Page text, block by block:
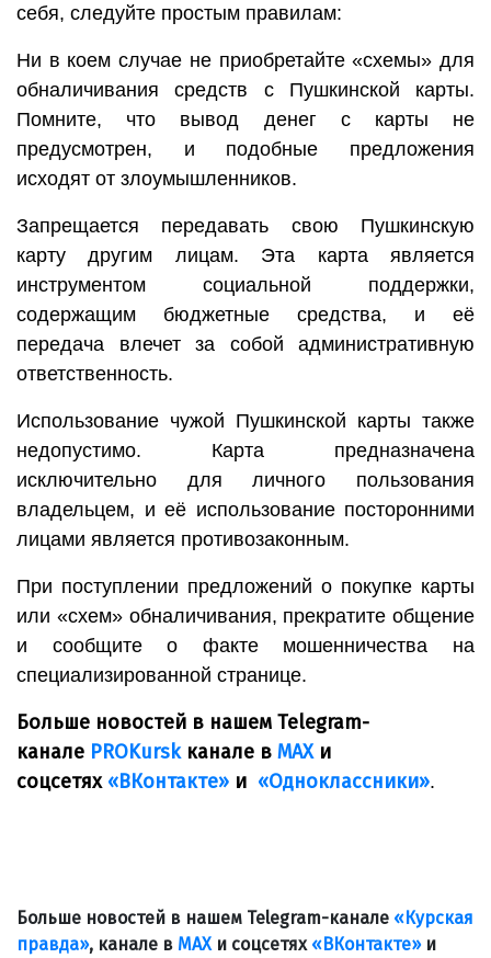
себя, следуйте простым правилам:
Ни в коем случае не приобретайте «схемы» для
обналичивания средств с Пушкинской карты.
Помните, что вывод денег с карты не
предусмотрен, и подобные предложения
исходят от злоумышленников.
Запрещается передавать свою Пушкинскую
карту другим лицам. Эта карта является
инструментом социальной поддержки,
содержащим бюджетные средства, и её
передача влечет за собой административную
ответственность.
Использование чужой Пушкинской карты также
недопустимо. Карта предназначена
исключительно для личного пользования
владельцем, и её использование посторонними
лицами является противозаконным.
При поступлении предложений о покупке карты
или «схем» обналичивания, прекратите общение
и сообщите о факте мошенничества на
специализированной странице.
Больше новостей в нашем Telegram-
канале PROKurskканале в МАХи
соцсетях «ВКонтакте» и «Одноклассники».
Больше новостей в нашем Telegram-канале «Курская
правда», канале в МАХи соцсетях «ВКонтакте»и